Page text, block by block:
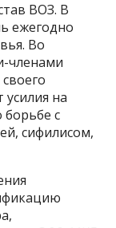
ВОЗ. В
ежегодно
Во
членами
на
с
сифилисом,